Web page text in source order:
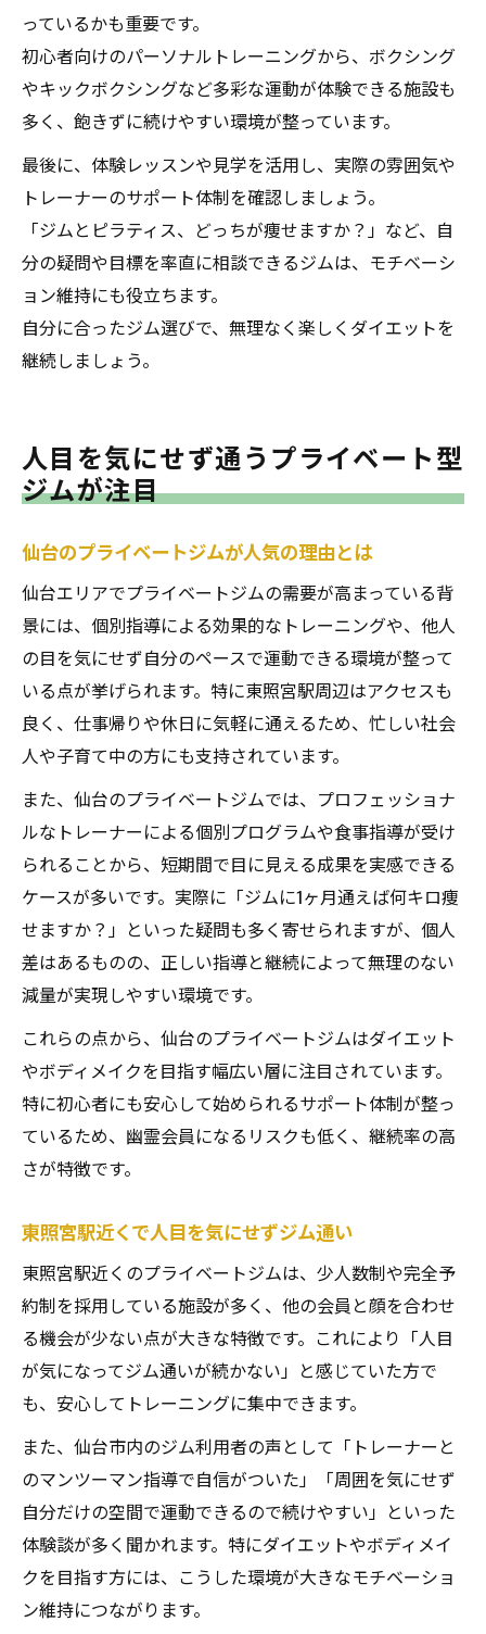
っているかも重要です。
初心者向けのパーソナルトレーニングから、ボクシング
やキックボクシングなど多彩な運動が体験できる施設も
多く、飽きずに続けやすい環境が整っています。
最後に、体験レッスンや見学を活用し、実際の雰囲気や
トレーナーのサポート体制を確認しましょう。
「ジムとピラティス、どっちが痩せますか？」など、自
分の疑問や目標を率直に相談できるジムは、モチベーシ
ョン維持にも役立ちます。
自分に合ったジム選びで、無理なく楽しくダイエットを
継続しましょう。
人目を気にせず通うプライベート型
ジムが注目
仙台のプライベートジムが人気の理由とは
仙台エリアでプライベートジムの需要が高まっている背
景には、個別指導による効果的なトレーニングや、他人
の目を気にせず自分のペースで運動できる環境が整って
いる点が挙げられます。特に東照宮駅周辺はアクセスも
良く、仕事帰りや休日に気軽に通えるため、忙しい社会
人や子育て中の方にも支持されています。
また、仙台のプライベートジムでは、プロフェッショナ
ルなトレーナーによる個別プログラムや食事指導が受け
られることから、短期間で目に見える成果を実感できる
ケースが多いです。実際に「ジムに1ヶ月通えば何キロ痩
せますか？」といった疑問も多く寄せられますが、個人
差はあるものの、正しい指導と継続によって無理のない
減量が実現しやすい環境です。
これらの点から、仙台のプライベートジムはダイエット
やボディメイクを目指す幅広い層に注目されています。
特に初心者にも安心して始められるサポート体制が整っ
ているため、幽霊会員になるリスクも低く、継続率の高
さが特徴です。
東照宮駅近くで人目を気にせずジム通い
東照宮駅近くのプライベートジムは、少人数制や完全予
約制を採用している施設が多く、他の会員と顔を合わせ
る機会が少ない点が大きな特徴です。これにより「人目
が気になってジム通いが続かない」と感じていた方で
も、安心してトレーニングに集中できます。
また、仙台市内のジム利用者の声として「トレーナーと
のマンツーマン指導で自信がついた」「周囲を気にせず
自分だけの空間で運動できるので続けやすい」といった
体験談が多く聞かれます。特にダイエットやボディメイ
クを目指す方には、こうした環境が大きなモチベーショ
ン維持につながります。